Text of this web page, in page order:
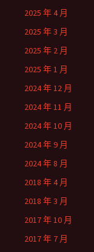
2025 年 4 月
2025 年 3 月
2025 年 2 月
2025 年 1 月
2024 年 12 月
2024 年 11 月
2024 年 10 月
2024 年 9 月
2024 年 8 月
2018 年 4 月
2018 年 3 月
2017 年 10 月
2017 年 7 月